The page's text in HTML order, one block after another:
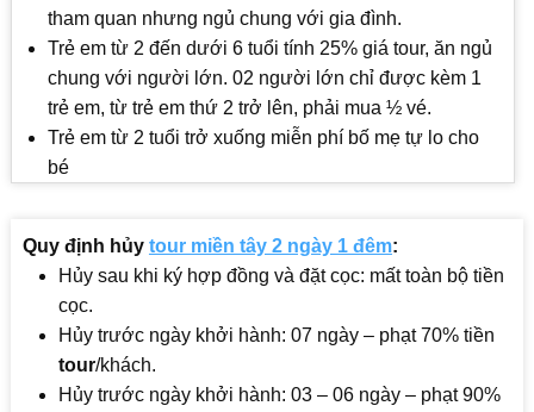
tham quan nhưng ngủ chung với gia đình.
Trẻ em từ 2 đến dưới 6 tuổi tính 25% giá tour, ăn ngủ
chung với người lớn. 02 người lớn chỉ được kèm 1
trẻ em, từ trẻ em thứ 2 trở lên, phải mua ½ vé.
Trẻ em từ 2 tuổi trở xuống miễn phí bố mẹ tự lo cho
bé
Quy định hủy tour miền tây 2 ngày 1 đêm:
Hủy sau khi ký hợp đồng và đặt cọc: mất toàn bộ tiền
cọc.
Hủy trước ngày khởi hành: 07 ngày – phạt 70% tiền
tour/khách.
Hủy trước ngày khởi hành: 03 – 06 ngày – phạt 90%